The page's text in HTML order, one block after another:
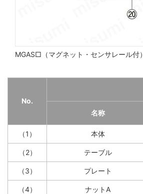
MGAS□（マグネット・センサレール付）
No.
名称
（1） 本体
（2） テーブル
（3） プレート
（4） ナットA